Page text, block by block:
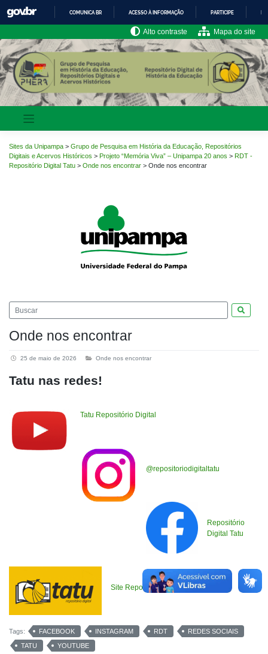
para
o
conteúdo
IR
PARA
CONTEÚDO
COMUNICA BR ACESSO À INFORMAÇÃO PARTICIPE
Alto contraste Mapa do site
Sites da Unipampa > Grupo de Pesquisa em História da Educação, Repositórios
Digitais e Acervos Históricos > Projeto “Memória Viva” – Unipampa 20 anos > RDT -
Repositório Digital Tatu > Onde nos encontrar > Onde nos encontrar
Onde nos encontrar
25 de maio de 2026 Onde nos encontrar
Tatu nas redes!
Tatu Repositório Digital
@repositoriodigitaltatu
Repositório
Digital Tatu
Site Repositório Digital Tatu
Tags: FACEBOOK INSTAGRAM RDT
REDES SOCIAIS
TATU
YOUTUBE